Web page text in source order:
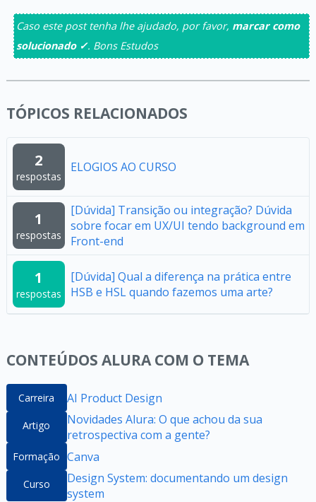
Caso este post tenha lhe ajudado, por favor, marcar como
solucionado ✓. Bons Estudos
TÓPICOS RELACIONADOS
2
respostas
ELOGIOS AO CURSO
1
respostas
[Dúvida] Transição ou integração? Dúvida
sobre focar em UX/UI tendo background em
Front-end
1
respostas
[Dúvida] Qual a diferença na prática entre
HSB e HSL quando fazemos uma arte?
CONTEÚDOS ALURA COM O TEMA
Carreira AI Product Design
Artigo
Novidades Alura: O que achou da sua
retrospectiva com a gente?
Formação Canva
Curso
Design System: documentando um design
system